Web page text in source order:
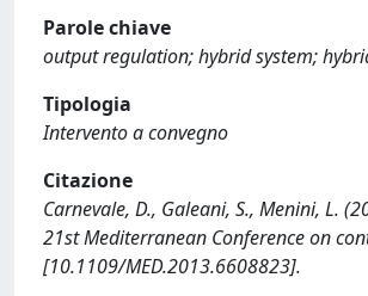
Parole chiave
output regulation; hybrid system;
Tipologia
Intervento a convegno
Citazione
Carnevale, D., Galeani, S., Menini, L.
21st Mediterranean Conference on
[10.1109/MED.2013.6608823].